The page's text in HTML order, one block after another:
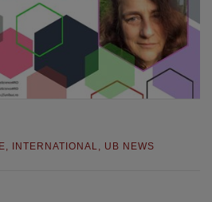
, INTERNATIONAL, UB NEWS